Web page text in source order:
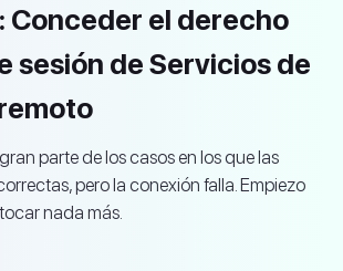
Conceder el derecho
sesión de Servicios de
parte de los casos en los que las
pero la conexión falla. Empiezo
nada más.